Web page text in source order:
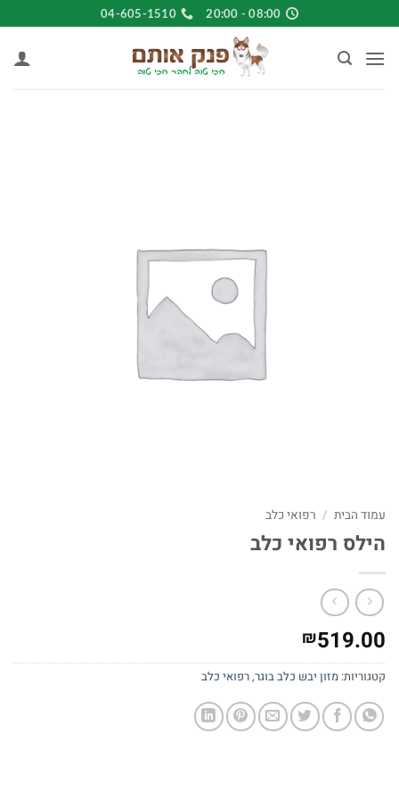
to
content
08:00 - 20:00
04-605-1510
עמוד הבית / רפואי כלב
הילס רפואי כלב
₪519.00
קטגוריות: מזון יבש כלב בוגר,רפואי כלב